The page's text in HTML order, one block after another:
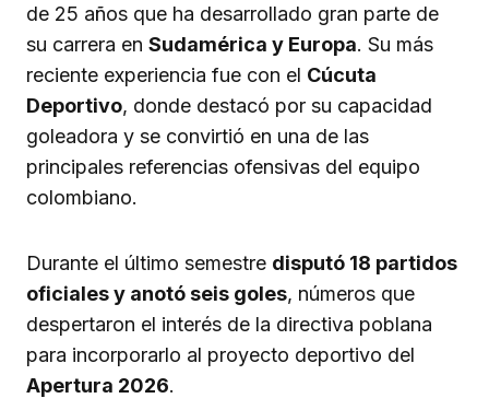
de 25 años que ha desarrollado gran parte de
su carrera en Sudamérica y Europa. Su más
reciente experiencia fue con el Cúcuta
Deportivo, donde destacó por su capacidad
goleadora y se convirtió en una de las
principales referencias ofensivas del equipo
colombiano.
Durante el último semestre disputó 18 partidos
oficiales y anotó seis goles, números que
despertaron el interés de la directiva poblana
para incorporarlo al proyecto deportivo del
Apertura 2026.